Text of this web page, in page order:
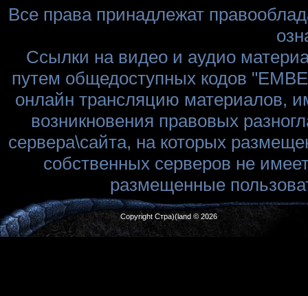
Все права принадлежат
Ссылки на видео и аудио
путем общедоступных кодов
онлайн трансляцию материалов,
возникновения правовых
сервера\сайта, на которых
собственных серверов не
размещенные
Copyright Стра)(land © 2026